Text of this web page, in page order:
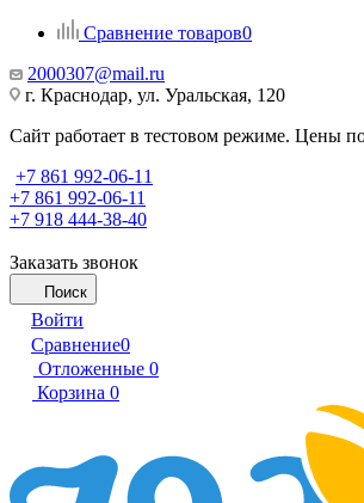
Сравнение товаров0
2000307@mail.ru
г. Краснодар, ул. Уральская, 120
Сайт работает в тестовом режиме. Цены по
+7 861 992-06-11
+7 861 992-06-11
+7 918 444-38-40
Заказать звонок
Поиск
Войти
Сравнение0
Отложенные 0
Корзина 0